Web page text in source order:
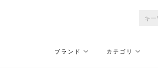
ブランド カテゴリ